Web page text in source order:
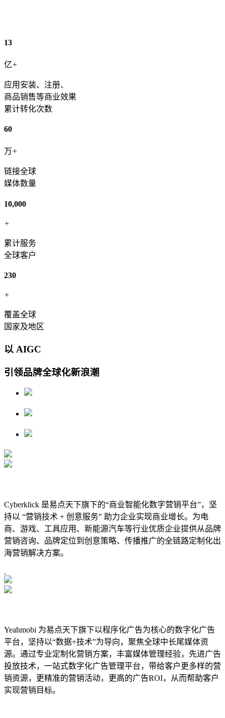
13
亿+
应用安装、注册、
商品销售等商业效果
累计转化次数
60
万+
链接全球
媒体数量
10,000
+
累计服务
全球客户
230
+
覆盖全球
国家及地区
以 AIGC
引领品牌全球化新浪潮
Cyberklick 是易点天下旗下的“商业智能化数字营销平台”，坚
持以 “营销技术 + 创意服务” 助力企业实现商业增长。为电
商、游戏、工具应用、新能源汽车等行业优质企业提供从品牌
营销咨询、品牌定位到创意策略、传播推广的全链路定制化出
海营销解决方案。
Yeahmobi 为易点天下旗下以程序化广告为核心的数字化广告
平台，坚持以“数据+技术”为导向，聚焦全球中长尾媒体资
源。通过专业定制化营销方案，丰富媒体管理经验，先进广告
投放技术，一站式数字化广告管理平台，带给客户更多样的营
销资源，更精准的营销活动，更高的广告ROI，从而帮助客户
实现营销目标。